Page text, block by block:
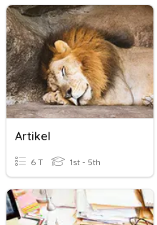
Artikel
6 T 1st - 5th